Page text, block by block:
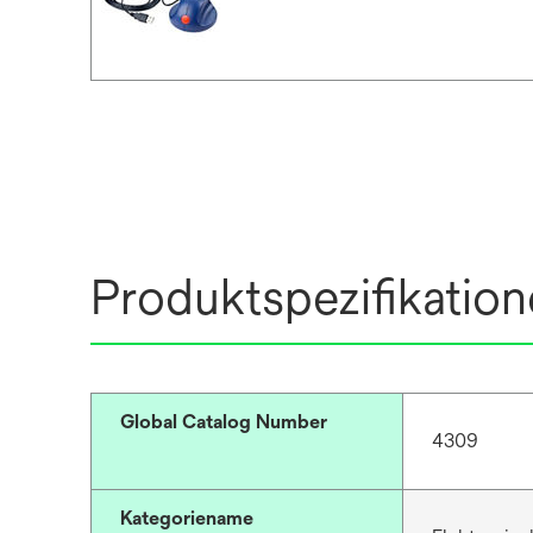
Global Catalog Number
4309
Kategoriename